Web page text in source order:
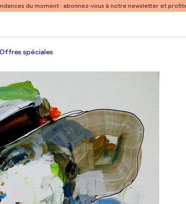
du moment : abonnez-vous à notre newsletter et
spéciales